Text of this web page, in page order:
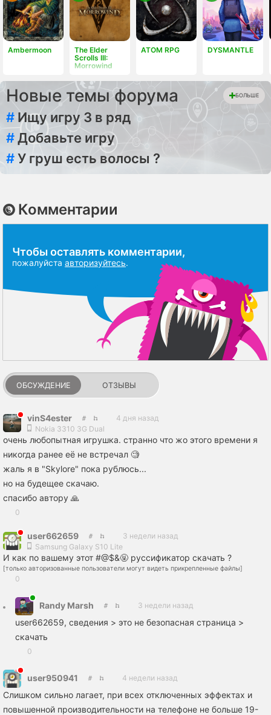
Ambermoon
The Elder
Scrolls III:
Morrowind
ATOM RPG DYSMANTLE
Новые темы форума БОЛЬШЕ
# Ищу игру 3 в ряд
#Добавьте игру
#У груш есть волосы ?
Комментарии
Чтобы оставлять комментарии,
пожалуйста авторизуйтесь.
ОБСУЖДЕНИЕ ОТЗЫВЫ
vinS4ester
4 дня назад
Nokia 3310 3G Dual
очень любопытная игрушка. странно что жо этого времени я
никогда ранее её не встречал 🧐
жаль я в "Skylore" пока рублюсь...
но на будещее скачаю.
спасибо автору 🙏
0
user662659
3 недели назад
Samsung Galaxy S10 Lite
И как по вашему этот #@$&🤬 руссификатор скачать ?
[только авторизованные пользователи могут видеть прикрепленные файлы]
0
Randy Marsh 3 недели назад
user662659, сведения > это не безопасная страница >
скачать
0
user950941 4 недели назад
Слишком сильно лагает, при всех отключенных эффектах и
повышенной производительности на телефоне не больше 19-